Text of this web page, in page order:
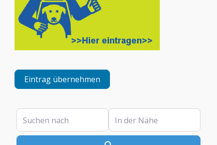
Eintrag übernehmen
Suchen nach In der Nähe